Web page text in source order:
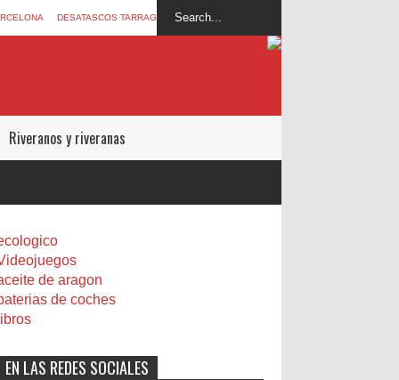
DESATASCOS TARRAGONA
Riveranos y riveranas
de aragon
de coches
libros
EN LAS REDES SOCIALES